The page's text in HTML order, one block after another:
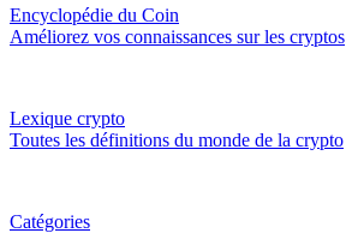
Encyclopédie du Coin
Améliorez vos connaissances sur les cryptos
Lexique crypto
Toutes les définitions du monde de la crypto
Catégories